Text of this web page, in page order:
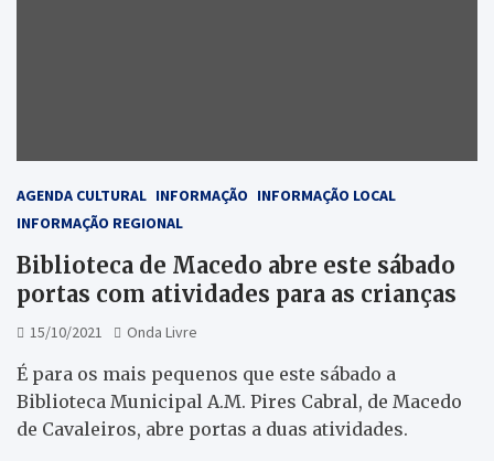
AGENDA CULTURAL INFORMAÇÃO INFORMAÇÃO LOCAL
INFORMAÇÃO REGIONAL
Biblioteca de Macedo abre este sábado
portas com atividades para as crianças
15/10/2021 Onda Livre
É para os mais pequenos que este sábado a
Biblioteca Municipal A.M. Pires Cabral, de Macedo
de Cavaleiros, abre portas a duas atividades.